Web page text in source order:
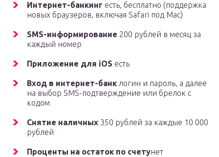
Интернет-банкинг есть, бесплатно (поддержка
новых браузеров, включая Safari под Mac)
SMS-информирование 200 рублей в месяц за
каждый номер
Приложение для iOS есть
Вход в интернет-банк логин и пароль, а далее
на выбор SMS-подтверждение или брелок с
кодом
Снятие наличных 350 рублей за каждые 10 000
рублей
Проценты на остаток по счетунет